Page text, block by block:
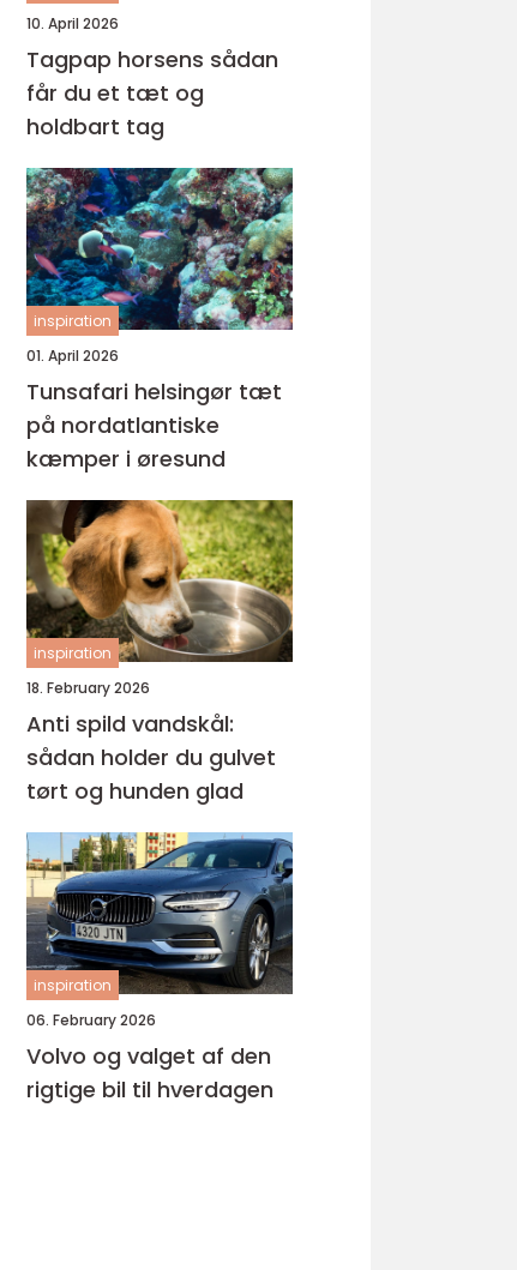
10. April 2026
Tagpap horsens sådan
får du et tæt og
holdbart tag
inspiration
01. April 2026
Tunsafari helsingør tæt
på nordatlantiske
kæmper i øresund
inspiration
18. February 2026
Anti spild vandskål:
sådan holder du gulvet
tørt og hunden glad
inspiration
06. February 2026
Volvo og valget af den
rigtige bil til hverdagen